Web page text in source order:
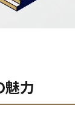
魅力